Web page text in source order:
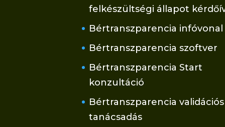
felkészültségi állapot
Bértranszparencia infóvonal
Bértranszparencia szoftver
Bértranszparencia Start
konzultáció
Bértranszparencia validációs
tanácsadás